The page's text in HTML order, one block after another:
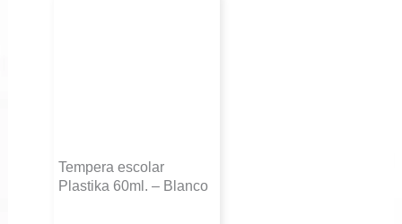
Tempera escolar
Plastika 60ml. – Blanco